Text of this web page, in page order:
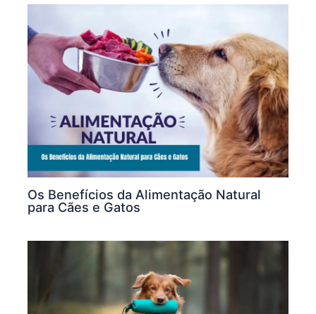
Os Benefícios da Alimentação Natural
para Cães e Gatos